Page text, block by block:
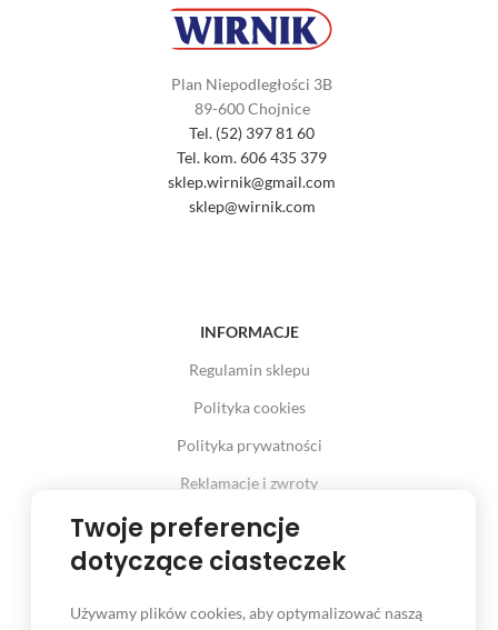
Plan Niepodległości 3B
89-600 Chojnice
Tel. (52) 397 81 60
Tel. kom. 606 435 379
sklep.wirnik@gmail.com
sklep@wirnik.com
INFORMACJE
Regulamin sklepu
Polityka cookies
Polityka prywatności
Reklamacje i zwroty
Prawo odstąpienia od umowy
Twoje preferencje
dotyczące ciasteczek
Używamy plików cookies, aby optymalizować naszą